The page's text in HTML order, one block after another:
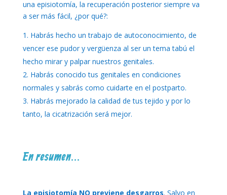
una episiotomía, la recuperación posterior siempre va
a ser más fácil, ¿por qué?:
Habrás hecho un trabajo de autoconocimiento, de
vencer ese pudor y vergüenza al ser un tema tabú el
hecho mirar y palpar nuestros genitales.
Habrás conocido tus genitales en condiciones
normales y sabrás como cuidarte en el postparto.
Habrás mejorado la calidad de tus tejido y por lo
tanto, la cicatrización será mejor.
En resumen…
La episiotomía NO previene desgarros. Salvo en